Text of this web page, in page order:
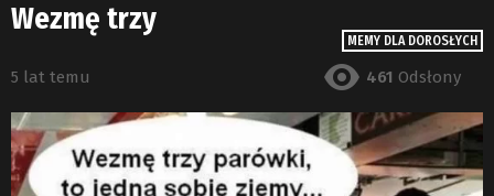
MEMY DLA DOROSŁYCH
Wezmę trzy
5 lat temu 461 Odsłony